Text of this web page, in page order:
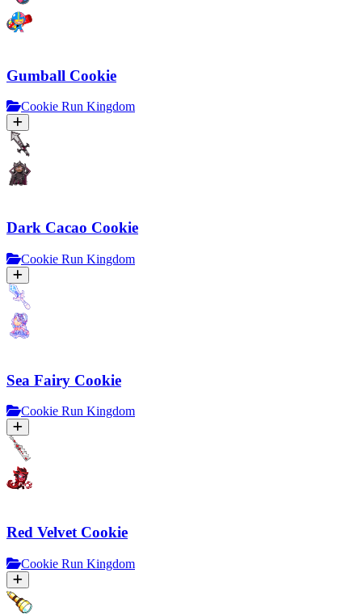
Gumball Cookie
Cookie Run Kingdom
Dark Cacao Cookie
Cookie Run Kingdom
Sea Fairy Cookie
Cookie Run Kingdom
Red Velvet Cookie
Cookie Run Kingdom